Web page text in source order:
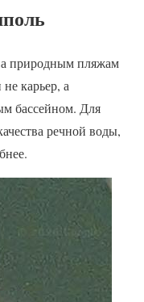
природным пляжам
карьер, а
бассейном. Для
речной воды,